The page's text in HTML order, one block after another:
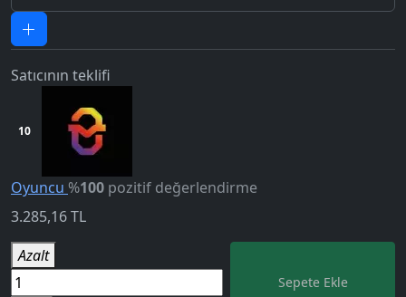
5.0
Satıcının teklifi
10
Oyuncu %100 pozitif değerlendirme
3.285,16TL
Azalt
Sepete Ekle